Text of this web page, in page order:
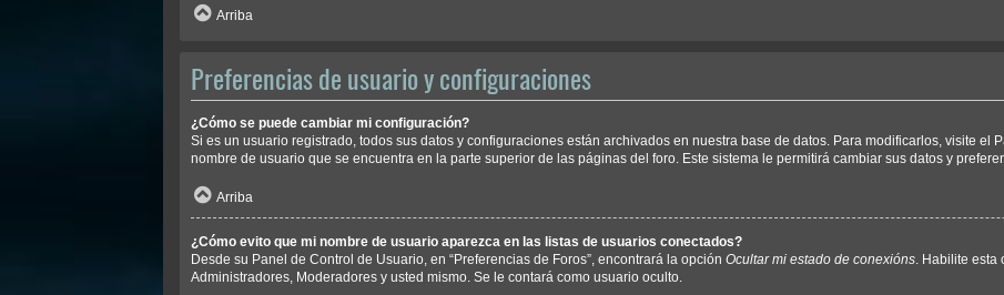
Arriba
Preferencias de usuario y configuraciones
¿Cómo se puede cambiar mi configuración?
Si es un usuario registrado, todos sus datos y configuraciones están archivados en nuestra base de datos. Para modificarlos, visite el
nombre de usuario que se encuentra en la parte superior de las páginas del foro. Este sistema le permitirá cambiar sus datos y
Arriba
¿Cómo evito que mi nombre de usuario aparezca en las listas de usuarios conectados?
Desde su Panel de Control de Usuario, en “Preferencias de Foros”, encontrará la opción Ocultar mi estado de conexións. Habilite esta
Administradores, Moderadores y usted mismo. Se le contará como usuario oculto.